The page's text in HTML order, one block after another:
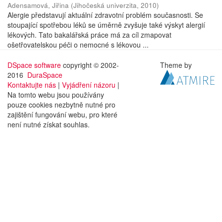
Adensamová, Jiřina (Jihočeská univerzita, 2010)
Alergie představují aktuální zdravotní problém současnosti. Se
stoupající spotřebou léků se úměrně zvyšuje také výskyt alergií
lékových. Tato bakalářská práce má za cíl zmapovat
ošetřovatelskou péči o nemocné s lékovou ...
DSpace software copyright © 2002-
2016 DuraSpace
Kontaktujte nás | Vyjádření názoru |
Na tomto webu jsou používány
pouze cookies nezbytně nutné pro
zajištění fungování webu, pro které
není nutné získat souhlas.
Theme by